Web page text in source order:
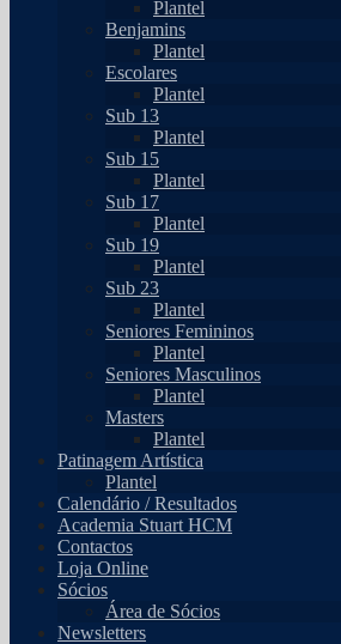
Plantel
Benjamins
Plantel
Escolares
Plantel
Sub 13
Plantel
Sub 15
Plantel
Sub 17
Plantel
Sub 19
Plantel
Sub 23
Plantel
Seniores Femininos
Plantel
Seniores Masculinos
Plantel
Masters
Plantel
Patinagem Artística
Plantel
Calendário / Resultados
Academia Stuart HCM
Contactos
Loja Online
Sócios
Área de Sócios
Newsletters